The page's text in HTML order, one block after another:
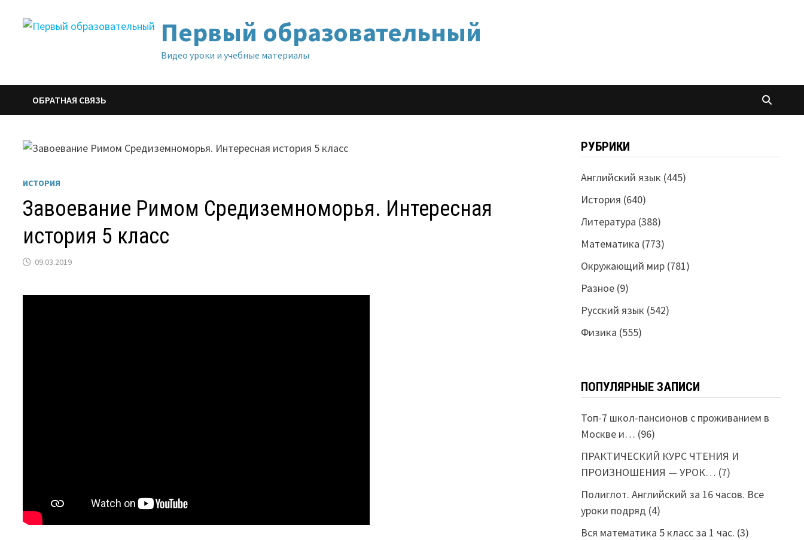
Первый образовательный
Видео уроки и учебные материалы
ОБРАТНАЯ СВЯЗЬ
ИСТОРИЯ
Завоевание Римом Средиземноморья. Интересная
история 5 класс
09.03.2019
РУБРИКИ
Английский язык (445)
История (640)
Литература (388)
Математика (773)
Окружающий мир(781)
Разное(9)
Русский язык (542)
Физика (555)
ПОПУЛЯРНЫЕ ЗАПИСИ
Топ-7 школ-пансионов с проживанием в
Москве и… (96)
ПРАКТИЧЕСКИЙ КУРС ЧТЕНИЯ И
ПРОИЗНОШЕНИЯ — УРОК… (7)
Полиглот. Английский за 16 часов. Все
уроки подряд (4)
Вся математика 5 класс за 1 час. (3)